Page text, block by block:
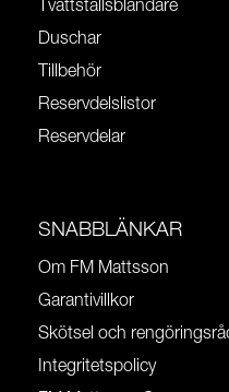
Tvättställsblandare
Duschar
Tillbehör
Reservdelslistor
Reservdelar
SNABBLÄNKAR
Om FM Mattsson
Garantivillkor
Skötsel och
Integritetspolicy